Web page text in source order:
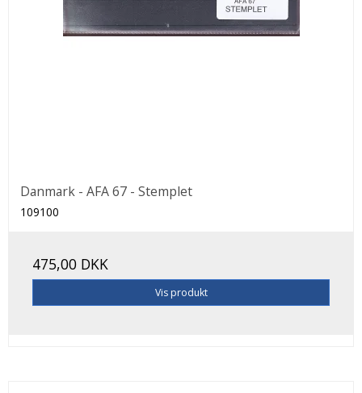
Danmark - AFA 67 - Stemplet
109100
475,00 DKK
Vis produkt